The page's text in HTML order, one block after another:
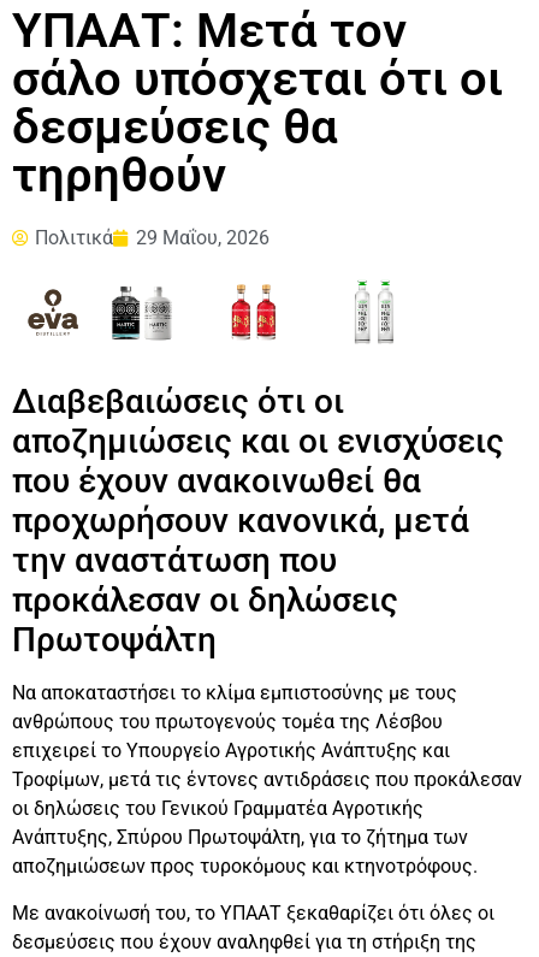
ΥΠΑΑΤ: Μετά τον
σάλο υπόσχεται ότι οι
δεσμεύσεις θα
τηρηθούν
Πολιτικά 29 Μαΐου, 2026
Διαβεβαιώσεις ότι οι
αποζημιώσεις και οι ενισχύσεις
που έχουν ανακοινωθεί θα
προχωρήσουν κανονικά, μετά
την αναστάτωση που
προκάλεσαν οι δηλώσεις
Πρωτοψάλτη
Να αποκαταστήσει το κλίμα εμπιστοσύνης με τους
ανθρώπους του πρωτογενούς τομέα της Λέσβου
επιχειρεί το Υπουργείο Αγροτικής Ανάπτυξης και
Τροφίμων, μετά τις έντονες αντιδράσεις που προκάλεσαν
οι δηλώσεις του Γενικού Γραμματέα Αγροτικής
Ανάπτυξης, Σπύρου Πρωτοψάλτη, για το ζήτημα των
αποζημιώσεων προς τυροκόμους και κτηνοτρόφους.
Με ανακοίνωσή του, το ΥΠΑΑΤ ξεκαθαρίζει ότι όλες οι
δεσμεύσεις που έχουν αναληφθεί για τη στήριξη της